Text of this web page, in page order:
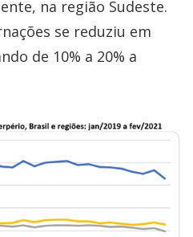
na região Sudeste.
se reduziu em
de 10% a 20% a